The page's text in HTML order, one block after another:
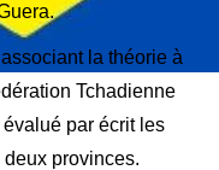
la théorie à
Tchadienne
par écrit les
provinces.